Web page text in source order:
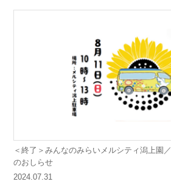
＜終了＞みんなのみらいメルシティ潟上園
のおしらせ
2024.07.31